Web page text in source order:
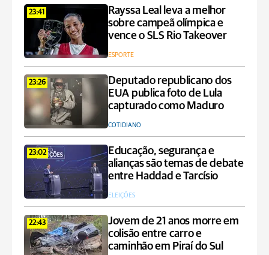
23:41
Rayssa Leal leva a melhor
sobre campeã olímpica e
vence o SLS Rio Takeover
ESPORTE
23:26
Deputado republicano dos
EUA publica foto de Lula
capturado como Maduro
COTIDIANO
23:02
Educação, segurança e
alianças são temas de debate
entre Haddad e Tarcísio
ELEIÇÕES
22:43
Jovem de 21 anos morre em
colisão entre carro e
caminhão em Piraí do Sul